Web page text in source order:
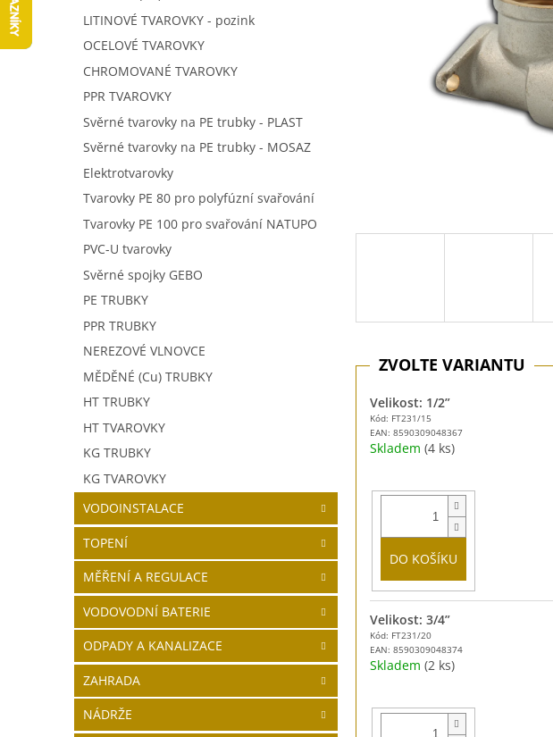
LITINOVÉ TVAROVKY - pozink
OCELOVÉ TVAROVKY
CHROMOVANÉ TVAROVKY
PPR TVAROVKY
Svěrné tvarovky na PE trubky - PLAST
Svěrné tvarovky na PE trubky - MOSAZ
Elektrotvarovky
Tvarovky PE 80 pro polyfúzní svařování
Tvarovky PE 100 pro svařování NATUPO
PVC-U tvarovky
Svěrné spojky GEBO
PE TRUBKY
PPR TRUBKY
NEREZOVÉ VLNOVCE
MĚDĚNÉ (Cu) TRUBKY
HT TRUBKY
HT TVAROVKY
KG TRUBKY
KG TVAROVKY
VODOINSTALACE
TOPENÍ
MĚŘENÍ A REGULACE
VODOVODNÍ BATERIE
ODPADY A KANALIZACE
ZAHRADA
NÁDRŽE
Kód: FT231/15
EAN: 8590309048367
Velikost: 1/2”
Skladem (4 ks)
DO KOŠÍKU
Kód: FT231/20
EAN: 8590309048374
Velikost: 3/4”
Skladem (2 ks)